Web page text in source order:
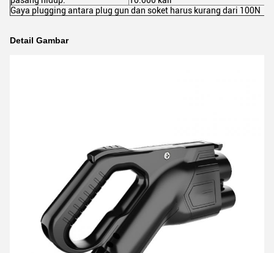
Gaya plugging antara plug gun dan soket harus kurang dari 100N
Detail Gambar